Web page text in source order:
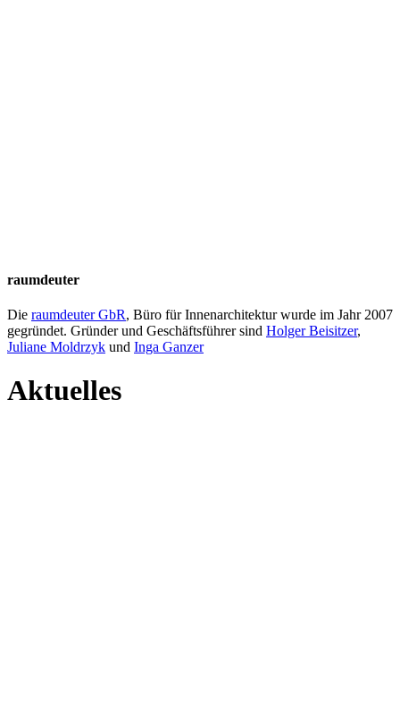
raumdeuter
Die raumdeuter GbR, Büro für Innenarchitektur wurde im Jahr 2007
gegründet. Gründer und Geschäftsführer sind Holger Beisitzer,
Juliane Moldrzyk und Inga Ganzer
Aktuelles